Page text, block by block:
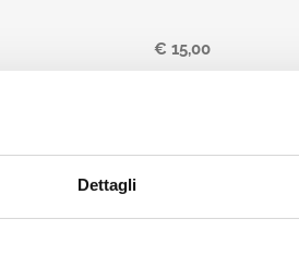
Dettagli
€ 15,00
Acquista